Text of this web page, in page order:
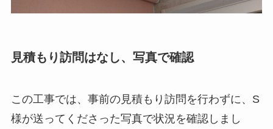
見積もり訪問はなし、写真で確認
この工事では、事前の見積もり訪問を行わずに、S
様が送ってくださった写真で状況を確認しまし